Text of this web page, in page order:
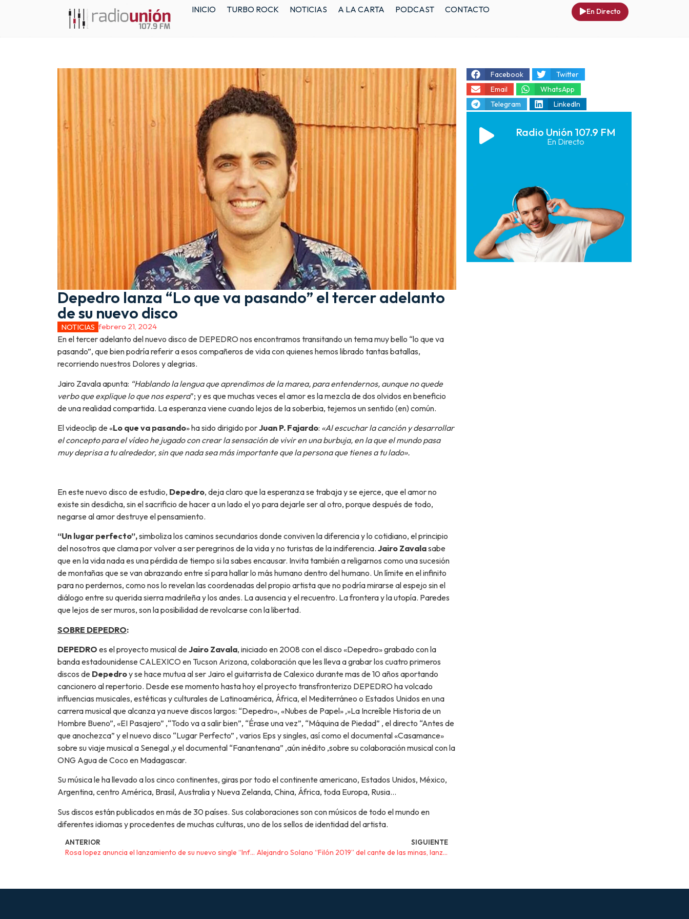
INICIO TURBO ROCK NOTICIAS A LA CARTA PODCAST CONTACTO En Directo
Depedro lanza “Lo que va pasando” el tercer adelanto
de su nuevo disco
NOTICIAS febrero 21, 2024
En el tercer adelanto del nuevo disco de DEPEDRO nos encontramos transitando un tema muy bello “lo que va
pasando”, que bien podría referir a esos compañeros de vida con quienes hemos librado tantas batallas,
recorriendo nuestros Dolores y alegrias.
Jairo Zavala apunta: “Hablando la lengua que aprendimos de la marea, para entendernos, aunque no quede
verbo que explique lo que nos espera”; y es que muchas veces el amor es la mezcla de dos olvidos en beneficio
de una realidad compartida. La esperanza viene cuando lejos de la soberbia, tejemos un sentido (en) común.
El videoclip de «Lo que va pasando» ha sido dirigido porJuan P. Fajardo: «Al escuchar la canción y desarrollar
el concepto para el vídeo he jugado con crear la sensación de vivir en una burbuja, en la que el mundo pasa
muy deprisa a tu alrededor, sin que nada sea más importante que la persona que tienes a tu lado».
En este nuevo disco de estudio, Depedro, deja claro que la esperanza se trabaja y se ejerce, que el amor no
existe sin desdicha, sin el sacrificio de hacer a un lado el yo para dejarle ser al otro, porque después de todo,
negarse al amor destruye el pensamiento.
“Un lugar perfecto”,simboliza los caminos secundarios donde conviven la diferencia y lo cotidiano, el principio
del nosotros que clama por volver a ser peregrinos de la vida y no turistas de la indiferencia. Jairo Zavalasabe
que en la vida nada es una pérdida de tiempo si la sabes encausar. Invita también a religarnos como una sucesión
de montañas que se van abrazando entre sí para hallar lo más humano dentro del humano. Un límite en el infinito
para no perdernos, como nos lo revelan las coordenadas del propio artista que no podría mirarse al espejo sin el
diálogo entre su querida sierra madrileña y los andes. La ausencia y el recuentro. La frontera y la utopía. Paredes
que lejos de ser muros, son la posibilidad de revolcarse con la libertad.
SOBRE DEPEDRO:
DEPEDRO es el proyecto musical de Jairo Zavala, iniciado en 2008 con el disco «Depedro» grabado con la
banda estadounidense CALEXICO en Tucson Arizona, colaboración que les lleva a grabar los cuatro primeros
discos de Depedroy se hace mutua al ser Jairo el guitarrista de Calexico durante mas de 10 años aportando
cancionero al repertorio. Desde ese momento hasta hoy el proyecto transfronterizo DEPEDRO ha volcado
influencias musicales, estéticas y culturales de Latinoamérica, África, el Mediterráneo o Estados Unidos en una
carrera musical que alcanza ya nueve discos largos: “Depedro», «Nubes de Papel» ,»La Increíble Historia de un
Hombre Bueno”, «EI Pasajero” ,“Todo va a salir bien”, “Érase una vez”, “Máquina de Piedad” , el directo “Antes de
que anochezca” y el nuevo disco “Lugar Perfecto” , varios Eps y singles, así como el documental «Casamance»
sobre su viaje musical a Senegal ,y el documental “Fanantenana” ,aún inédito ,sobre su colaboración musical con la
ONG Agua de Coco en Madagascar.
Su música le ha llevado a los cinco continentes, giras por todo el continente americano, Estados Unidos, México,
Argentina, centro América, Brasil, Australia y Nueva Zelanda, China, África, toda Europa, Rusia…
Sus discos están publicados en más de 30 países. Sus colaboraciones son con músicos de todo el mundo en
diferentes idiomas y procedentes de muchas culturas, uno de los sellos de identidad del artista.
ANTERIOR
Rosa lopez anuncia el lanzamiento de su nuevo single “Infernum”
SIGUIENTE
Alejandro Solano “Filón 2019” del cante de las minas, lanza un single homenaje a Paco de Lucia
Facebook
Twitter
Email
WhatsApp
Telegram
LinkedIn
Radio Unión 107.9 FM
En Directo